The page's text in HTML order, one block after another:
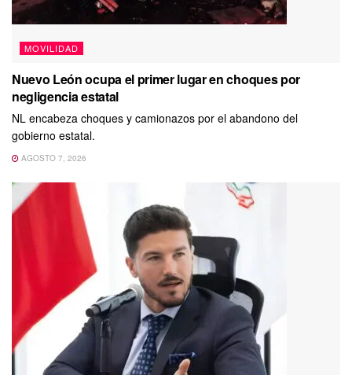
MOVILIDAD
Nuevo León ocupa el primer lugar en choques por
negligencia estatal
NL encabeza choques y camionazos por el abandono del
gobierno estatal.
AGOSTO 7, 2026